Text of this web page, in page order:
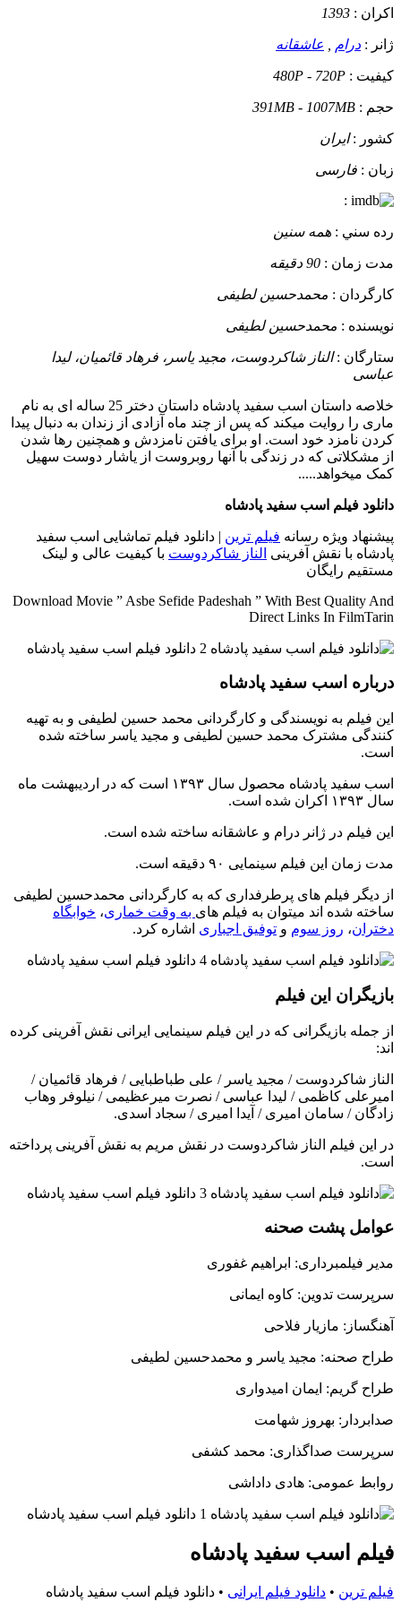
اکران : 1393
ژانر : درام عاشقانه
کيفيت : 480P - 720P
حجم : 391MB - 1007MB
کشور :ایران
زبان : فارسی
:
رده سني : همه سنین
مدت زمان : 90 دقیقه
کارگردان : محمدحسین لطیفی
نويسنده : محمدحسین لطیفی
ستارگان :الناز شاکردوست، مجید یاسر، فرهاد قائمیان، لیدا
عباسی
خلاصه داستان
اسب سفید پادشاه داستان دختر 25 ساله ای به نام
ماری را روایت میکند که پس از چند ماه آزادی از زندان به دنبال پیدا
کردن نامزد خود است. او برای یافتن نامزدش و همچنین رها شدن
از مشکلاتی که در زندگی با آنها روبروست از یاشار دوست سهیل
کمک میخواهد.....
دانلود فیلم اسب سفید پادشاه
پیشنهاد ویژه رسانه فیلم ترین | دانلود فیلم تماشایی اسب سفید
پادشاه با نقش آفرینی الناز شاکردوست با کیفیت عالی و لینک
مستقیم رایگان
Download Movie ” Asbe Sefide Padeshah ” With Best Quality And
Direct Links In FilmTarin
درباره اسب سفید پادشاه
این فیلم به نویسندگی و کارگردانی محمد حسین لطیفی و به تهیه
کنندگی مشترک محمد حسین لطیفی و مجید یاسر ساخته شده
است.
اسب سفید پادشاه محصول سال ۱۳۹۳ است که در اردیبهشت ماه
سال ۱۳۹۳ اکران شده است.
این فیلم در ژانر درام و عاشقانه ساخته شده است.
مدت زمان این فیلم سینمایی ۹۰ دقیقه است.
از دیگر فیلم های پرطرفداری که به کارگردانی محمدحسین لطیفی
ساخته شده اند میتوان به فیلم های به وقت خماری، خوابگاه
دختران، روز سوم و توفیق اجباری اشاره کرد.
بازیگران این فیلم
از جمله بازیگرانی که در این فیلم سینمایی ایرانی نقش آفرینی کرده
اند:
الناز شاکردوست / مجید یاسر / علی طباطبایی / فرهاد قائمیان /
امیرعلی کاظمی / لیدا عباسی / نصرت میرعظیمی / نیلوفر وهاب
زادگان / سامان امیری / آیدا امیری / سجاد اسدی.
در این فیلم الناز شاکردوست در نقش مریم به نقش آفرینی پرداخته
است.
عوامل پشت صحنه
مدیر فیلمبرداری: ابراهیم غفوری
سرپرست تدوین: کاوه ایمانی
آهنگساز: مازیار فلاحی
طراح صحنه: مجید یاسر و محمدحسین لطیفی
طراح گریم: ایمان امیدواری
صدابردار: بهروز شهامت
سرپرست صداگذاری: محمد کشفی
روابط عمومی: هادی داداشی
فیلم اسب سفید پادشاه
فیلم ترین • دانلود فیلم ایرانی • دانلود فیلم اسب سفید پادشاه